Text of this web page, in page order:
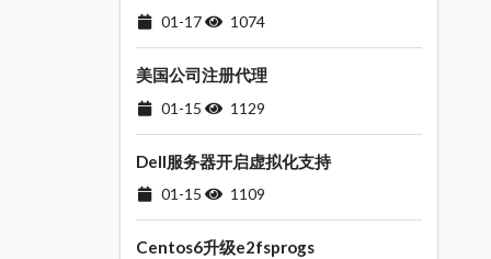
01-17 1074
美国公司注册代理
01-15 1129
Dell服务器开启虚拟化支持
01-15 1109
Centos6升级e2fsprogs